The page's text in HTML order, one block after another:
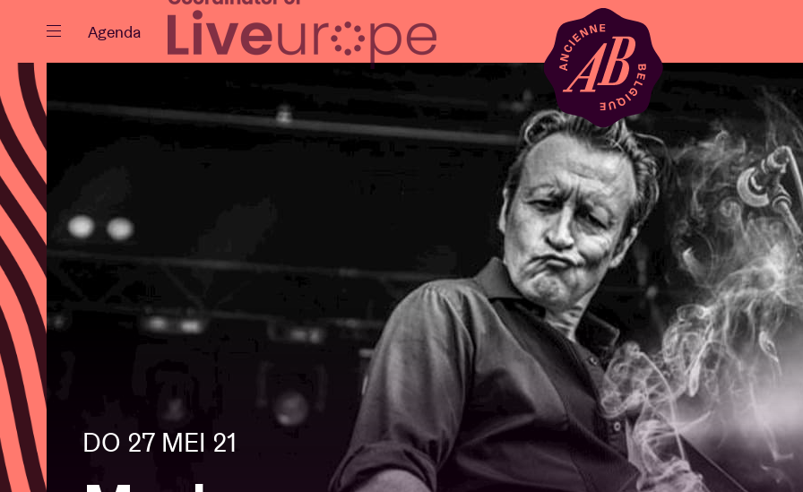
Sluiten
Agenda
Projecten
Nieuws
Zaalhuur
BRDCST
ABtv
Over AB
Agenda
DO 27 MEI 21